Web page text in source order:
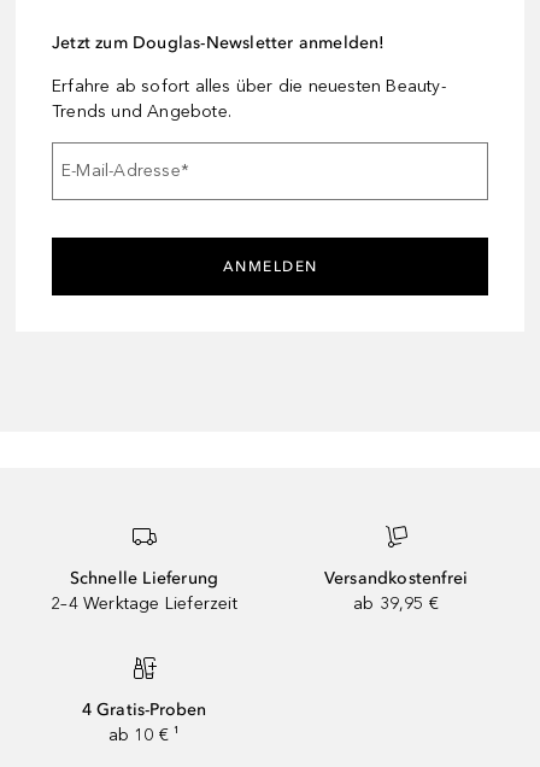
Jetzt zum Douglas-Newsletter anmelden!
Erfahre ab sofort alles über die neuesten Beauty-
Trends und Angebote.
E-Mail-Adresse*
ANMELDEN
Schnelle Lieferung
2–4 Werktage Lieferzeit
Versandkostenfrei
ab 39,95 €
4 Gratis-Proben
ab 10 € ¹